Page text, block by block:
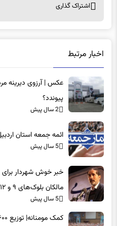
اشتراک گذاری
اخبار مرتبط
عکس | آرزوی دیرینه
پیوندد؟
2 سال پیش
ائمه جمعه استان
5 سال پیش
خبر خوش شهردار برای
می‌رسد
5 سال پیش